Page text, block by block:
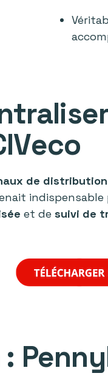
de distribution
et de suivi de